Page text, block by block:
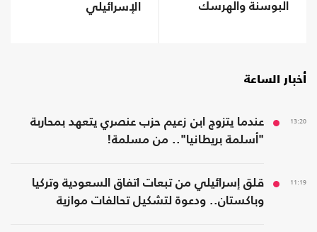
البوسنة والهرسك
الإسرائيلي
أخبار الساعة
13:20
عندما يتزوج ابن زعيم حزب عنصري يتعهد بمحاربة
"أسلمة بريطانيا".. من مسلمة!
11:19
قلق إسرائيلي من تبعات اتفاق السعودية وتركيا
وباكستان.. ودعوة لتشكيل تحالفات موازية